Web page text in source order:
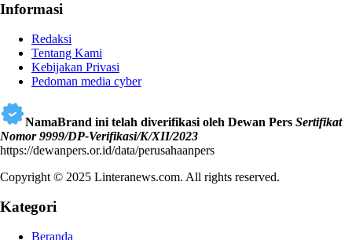
Informasi
Redaksi
Tentang Kami
Kebijakan Privasi
Pedoman media cyber
NamaBrand ini telah diverifikasi oleh Dewan Pers Sertifikat
Nomor 9999/DP-Verifikasi/K/XII/2023
https://dewanpers.or.id/data/perusahaanpers
Copyright © 2025 Linteranews.com. All rights reserved.
Kategori
Beranda